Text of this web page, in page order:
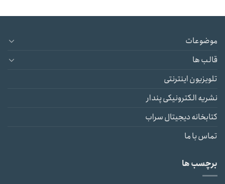
موضوعات
قالب ها
تلویزیون اینترنتی
نشریه الکترونیکی پندار
کتابخانه دیجیتال سراب
تماس با ما
برچسب ها